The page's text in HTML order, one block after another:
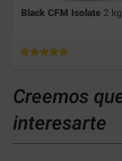
Black CFM Isolate 2 kg
Creemos
interesarte